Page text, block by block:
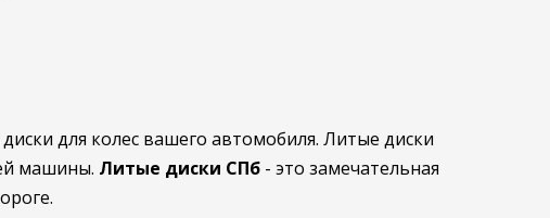
для колес вашего автомобиля. Литые диски
машины. Литые диски СПб - это замечательная